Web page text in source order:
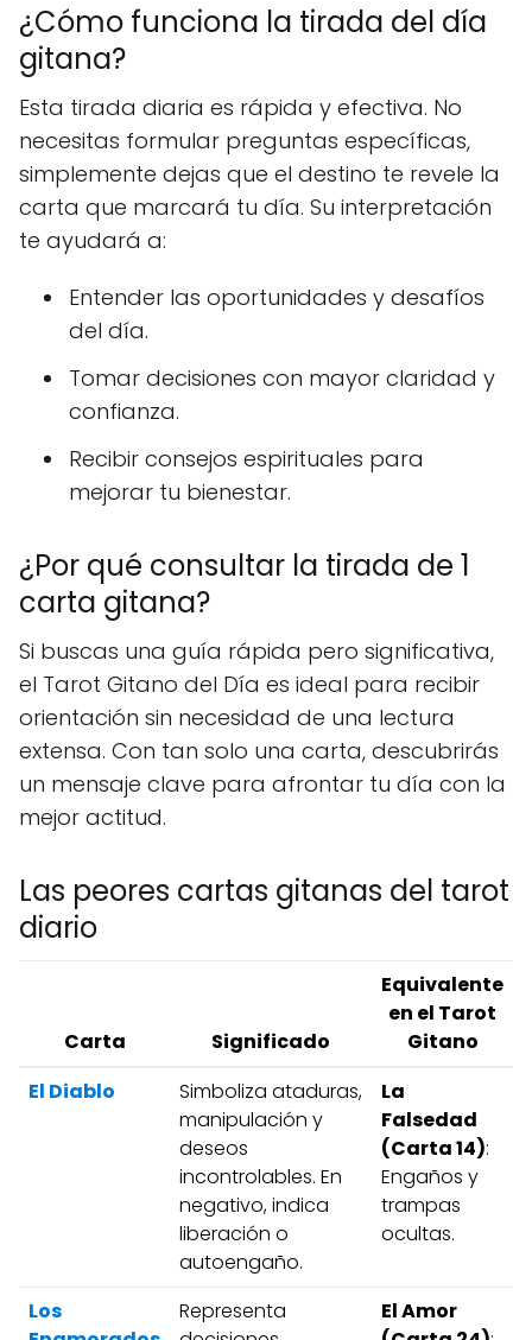
¿Cómo funciona la tirada del día
gitana?
Esta tirada diaria es rápida y efectiva. No
necesitas formular preguntas específicas,
simplemente dejas que el destino te revele la
carta que marcará tu día. Su interpretación
te ayudará a:
Entender las oportunidades y desafíos
del día.
Tomar decisiones con mayor claridad y
confianza.
Recibir consejos espirituales para
mejorar tu bienestar.
¿Por qué consultar la tirada de 1
carta gitana?
Si buscas una guía rápida pero significativa,
el Tarot Gitano del Día es ideal para recibir
orientación sin necesidad de una lectura
extensa. Con tan solo una carta, descubrirás
un mensaje clave para afrontar tu día con la
mejor actitud.
Las peores cartas gitanas del tarot
diario
Carta Significado
Equivalente
en el Tarot
Gitano
El Diablo
Simboliza ataduras,
manipulación y
deseos
incontrolables. En
negativo, indica
liberación o
autoengaño.
La
Falsedad
(Carta 14):
Engaños y
trampas
ocultas.
Los
Representa
El Amor